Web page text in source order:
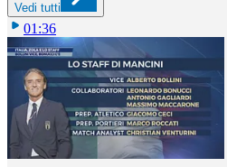
Vedi tutti
01:36